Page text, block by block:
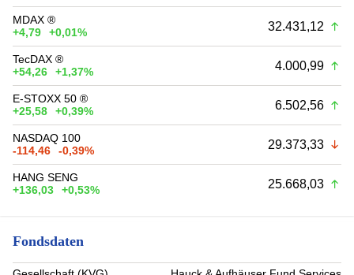
MDAX ®
+4,79
+0,01% 32.431,12
TecDAX ®
+54,26
+1,37% 4.000,99
E-STOXX 50 ®
+25,58
+0,39% 6.502,56
NASDAQ 100
-114,46
-0,39% 29.373,33
HANG SENG
+136,03
+0,53% 25.668,03
Fondsdaten